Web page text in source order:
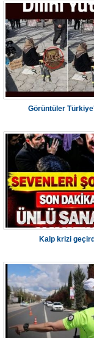
Görüntüler
Kalp krizi